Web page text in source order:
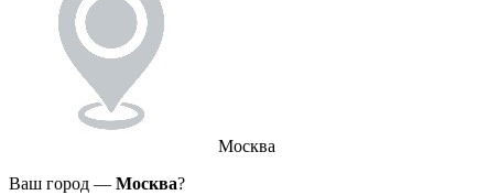
Москва
Ваш город — Москва?